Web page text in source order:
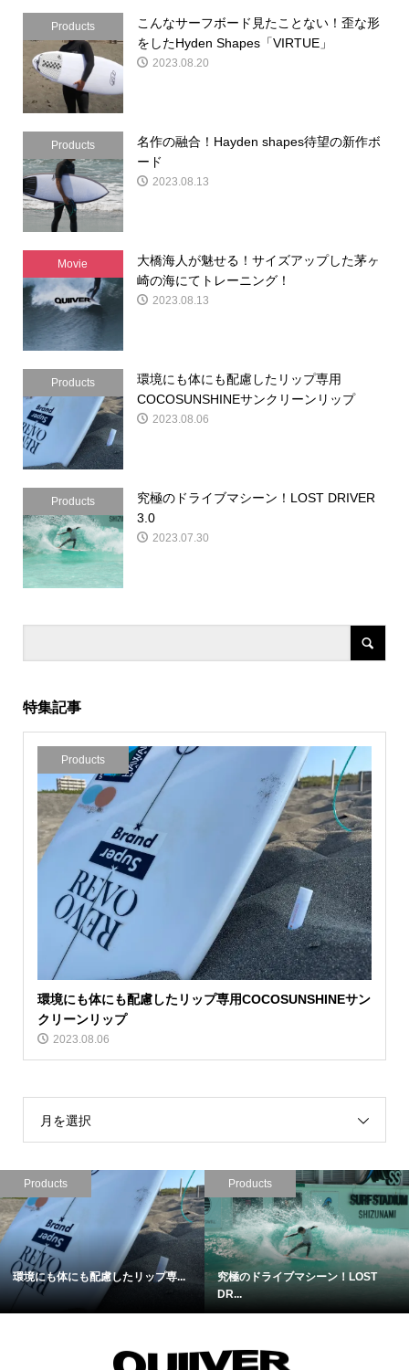
Products
こんなサーフボード見たことない！歪な形
をしたHyden Shapes「VIRTUE」
2023.08.20
Products
名作の融合！Hayden shapes待望の新作ボ
ード
2023.08.13
Movie
大橋海人が魅せる！サイズアップした茅ヶ
崎の海にてトレーニング！
2023.08.13
Products
環境にも体にも配慮したリップ専用
COCOSUNSHINEサンクリーンリップ
2023.08.06
Products
究極のドライブマシーン！LOST DRIVER
3.0
2023.07.30
特集記事
Products
環境にも体にも配慮したリップ専用COCOSUNSHINEサン
クリーンリップ
2023.08.06
月を選択
シーン！LOST
Products
待望のモデル２！さらに進化したL...
Products
2人のワールド